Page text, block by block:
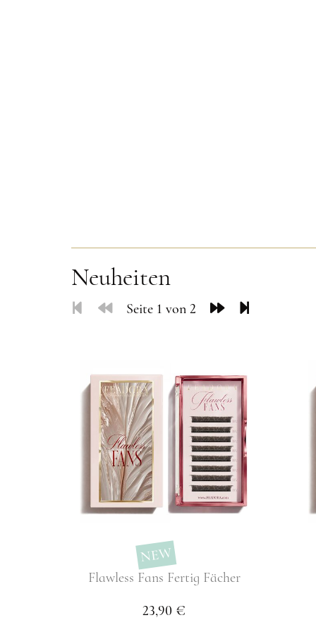
Neuheiten
Seite 1 von 2
NEW
Flawless Fans Fertig Fächer
23,90 €